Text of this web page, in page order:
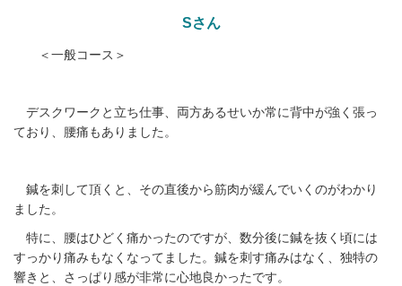
Sさん
＜一般コース＞
デスクワークと立ち仕事、両方あるせいか常に背中が強く張っ
ており、腰痛もありました。
鍼を刺して頂くと、その直後から筋肉が緩んでいくのがわかり
ました。
特に、腰はひどく痛かったのですが、数分後に鍼を抜く頃には
すっかり痛みもなくなってました。鍼を刺す痛みはなく、独特の
響きと、さっぱり感が非常に心地良かったです。